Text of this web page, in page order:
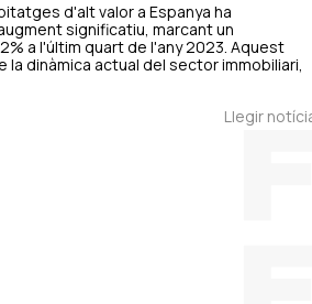
d'alt valor a Espanya ha
significatiu, marcant un
a l'últim quart de l'any 2023. Aquest
la dinàmica actual del sector immobiliari,
Llegir